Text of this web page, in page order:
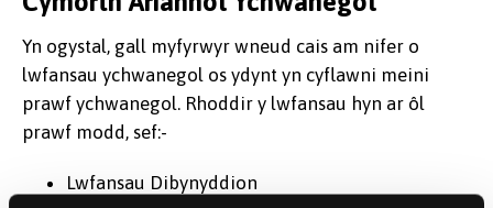
Yn ogystal, gall myfyrwyr wneud cais am nifer o
lwfansau ychwanegol os ydynt yn cyflawni meini
prawf ychwanegol. Rhoddir y lwfansau hyn ar ôl
prawf modd, sef:-
Lwfansau Dibynyddion